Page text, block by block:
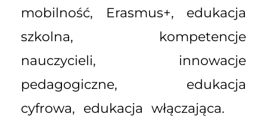
mobilność, Erasmus+, edukacja
szkolna, kompetencje
nauczycieli, innowacje
pedagogiczne, edukacja
cyfrowa, edukacja włączająca.